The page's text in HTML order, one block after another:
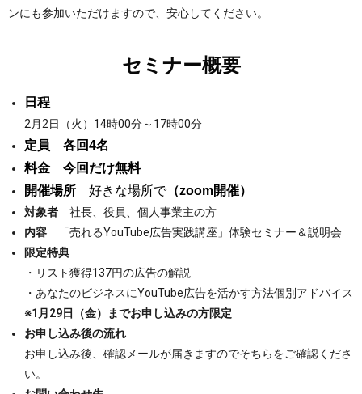
ンにも参加いただけますので、安心してください。
セミナー概要
日程
2月2日（火）14時00分～17時00分
定員 各回4名
料金 今回だけ無料
開催場所 好きな場所で（zoom開催）
対象者 社長、役員、個人事業主の方
内容 「売れるYouTube広告実践講座」体験セミナー＆説明会
限定特典
・リスト獲得137円の広告の解説
・あなたのビジネスにYouTube広告を活かす方法個別アドバイス
※1月29日（金）までお申し込みの方限定
お申し込み後の流れ
お申し込み後、確認メールが届きますのでそちらをご確認くださ
い。